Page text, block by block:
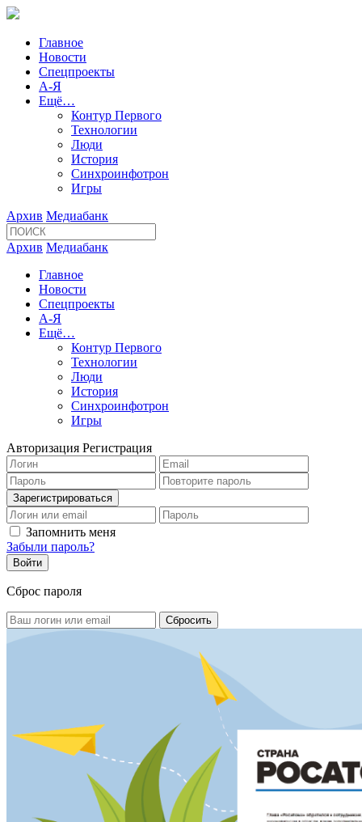
Главное
Новости
Спецпроекты
А-Я
Ещё…
Контур Первого
Технологии
Люди
История
Синхроинфотрон
Игры
Архив Медиабанк
Архив Медиабанк
Главное
Новости
Спецпроекты
А-Я
Ещё…
Контур Первого
Технологии
Люди
История
Синхроинфотрон
Игры
Авторизация Регистрация
Запомнить меня
Забыли пароль?
Сброс пароля